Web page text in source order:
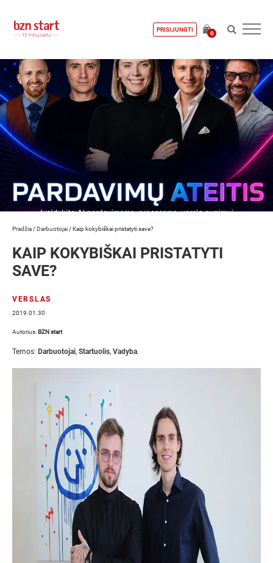
PRISIJUNGTI
0
Pradžia /Darbuotojai /Kaip kokybiškai pristatyti save?
KAIP KOKYBIŠKAI PRISTATYTI
SAVE?
VERSLAS
2019.01.30
Autorius: BZN start
Temos: Darbuotojai, Startuolis, Vadyba.